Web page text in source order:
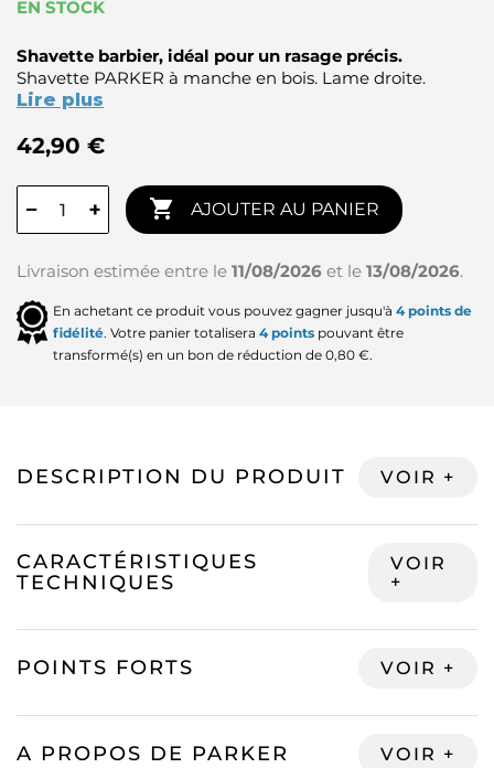
EN STOCK
Shavette barbier, idéal pour un rasage précis.
Shavette PARKER à manche en bois. Lame droite.
Lire plus
42,90 €
− +  AJOUTER AU PANIER
Livraison estimée entre le 11/08/2026 et le 13/08/2026.
En achetant ce produit vous pouvez gagner jusqu'à 4points de
fidélité. Votre panier totalisera 4points pouvant être
transformé(s) en un bon de réduction de 0,80 €.
DESCRIPTION DU PRODUIT
CARACTÉRISTIQUES
TECHNIQUES
POINTS FORTS
A PROPOS DE PARKER